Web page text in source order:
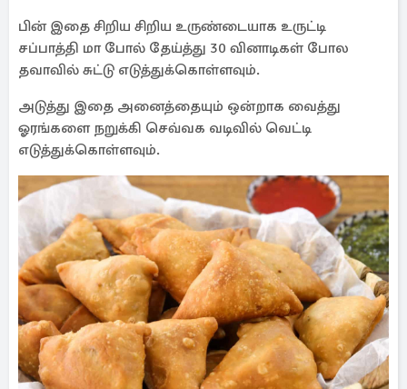
பின் இதை சிறிய சிறிய உருண்டையாக உருட்டி
சப்பாத்தி மா போல் தேய்த்து 30 வினாடிகள் போல
தவாவில் சுட்டு எடுத்துக்கொள்ளவும்.
அடுத்து இதை அனைத்தையும் ஒன்றாக வைத்து
ஓரங்களை நறுக்கி செவ்வக வடிவில் வெட்டி
எடுத்துக்கொள்ளவும்.